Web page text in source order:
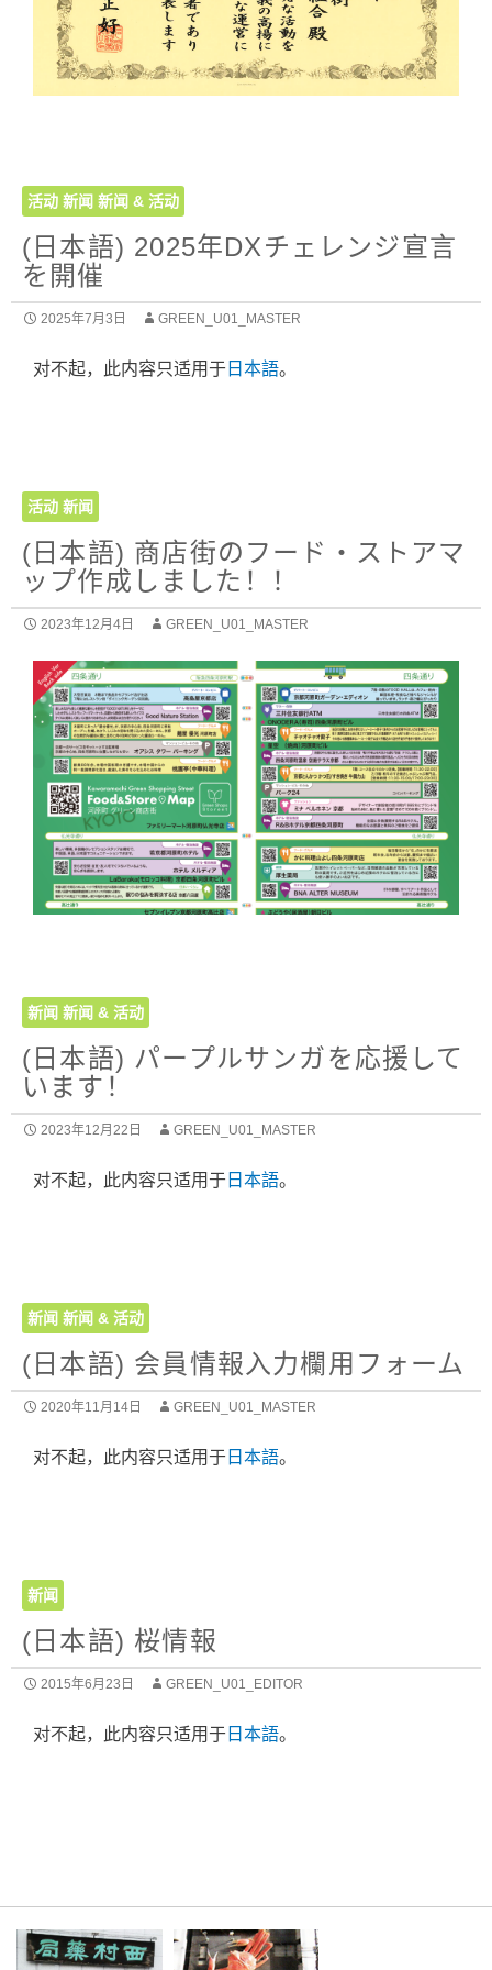
活动 新闻 新闻 & 活动
(日本語) 2025年DXチェレンジ宣言
を開催
2025年7月3日 GREEN_U01_MASTER
对不起，此内容只适用于 日本語。
活动 新闻
(日本語) 商店街のフード・ストアマ
ップ作成しました！！
2023年12月4日 GREEN_U01_MASTER
新闻 新闻 & 活动
(日本語) パープルサンガを応援して
います！
2023年12月22日 GREEN_U01_MASTER
对不起，此内容只适用于 日本語。
新闻 新闻 & 活动
(日本語) 会員情報入力欄用フォーム
2020年11月14日 GREEN_U01_MASTER
对不起，此内容只适用于 日本語。
新闻
(日本語) 桜情報
2015年6月23日 GREEN_U01_EDITOR
对不起，此内容只适用于 日本語。